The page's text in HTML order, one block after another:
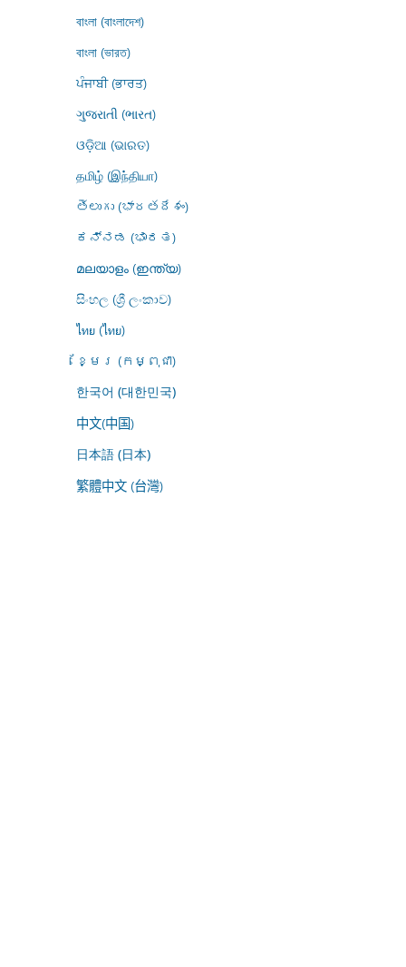
বাংলা (বাংলাদেশ)
বাংলা (ভারত)
ਪੰਜਾਬੀ (ਭਾਰਤ)
ગુજરાતી (ભારત)
ଓଡ଼ିଆ (ଭାରତ)
தமிழ் (இந்தியா)
తెలుగు (భారతదేశం)
ಕನ್ನಡ (ಭಾರತ)
മലയാളം (ഇന്ത്യ)
සිංහල (ශ්‍රී ලංකාව)
ไทย (ไทย)
ខ្មែរ (កម្ពុជា)
한국어 (대한민국)
中文(中国)
日本語 (日本)
繁體中文 (台灣)